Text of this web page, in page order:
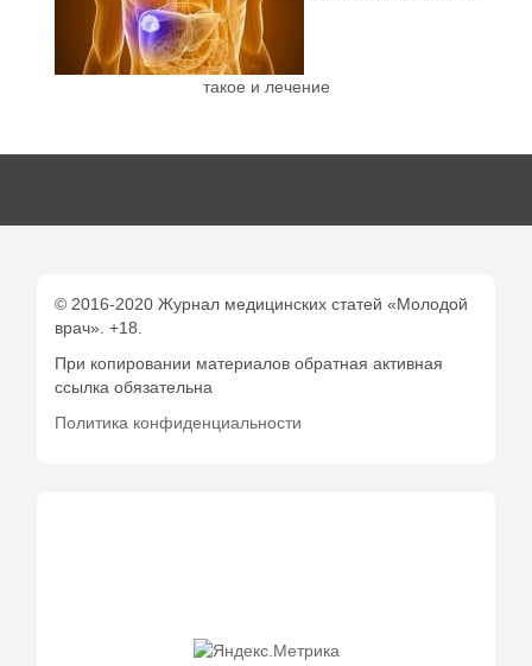
такое и лечение
© 2016-2020 Журнал медицинских статей «Молодой
врач». +18.
При копировании материалов обратная активная
ссылка обязательна
Политика конфиденциальности